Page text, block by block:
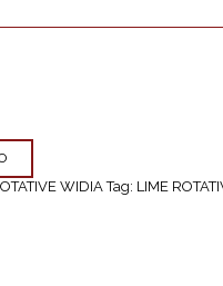
WIDIA Tag: LIME